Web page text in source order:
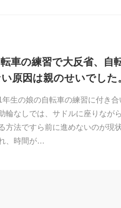
車の練習で大反省、自
原因は親のせいでした
年生の娘の自転車の練習に付き合
輪なしでは、サドルに座りなが
方法ですら前に進めないのが現
、時間が…